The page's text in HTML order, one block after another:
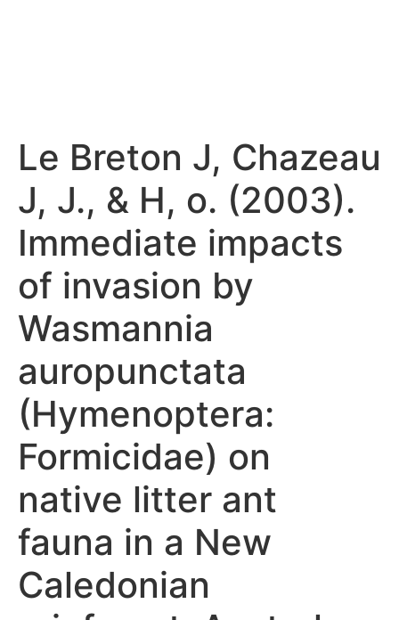
Le Breton J, Chazeau
J, J., & H, o. (2003).
Immediate impacts
of invasion by
Wasmannia
auropunctata
(Hymenoptera:
Formicidae) on
native litter ant
fauna in a New
Caledonian